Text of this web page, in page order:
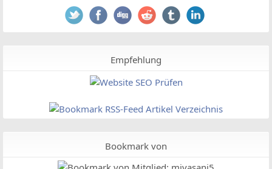
Empfehlung
Bookmark von